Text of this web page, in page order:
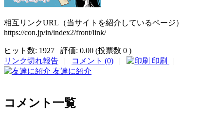
相互リンクURL（当サイトを紹介しているページ）
https://con.jp/in/index2/front/link/
ヒット数: 1927 評価: 0.00 (投票数 0 )
リンク切れ報告 | コメント (0) | 印刷
|
友達に紹介
コメント一覧